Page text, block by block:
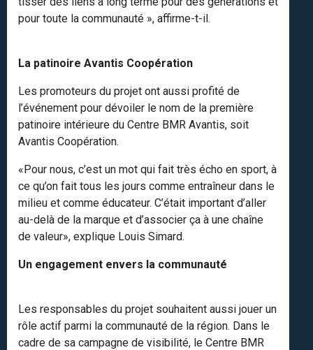
pour toute la communauté », affirme-t-il.
La patinoire Avantis Coopération
Les promoteurs du projet ont aussi profité de
l’événement pour dévoiler le nom de la première
patinoire intérieure du Centre BMR Avantis, soit
Avantis Coopération.
«Pour nous, c’est un mot qui fait très écho en sport, à
ce qu’on fait tous les jours comme entraîneur dans le
milieu et comme éducateur. C’était important d’aller
au-delà de la marque et d’associer ça à une chaîne
de valeur», explique Louis Simard.
Un engagement envers la communauté
Les responsables du projet souhaitent aussi jouer un
rôle actif parmi la communauté de la région. Dans le
cadre de sa campagne de visibilité, le Centre BMR